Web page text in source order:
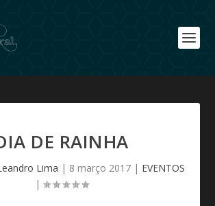
DE RAINHA
Lima | 8 março 2017 | EVENTOS
|